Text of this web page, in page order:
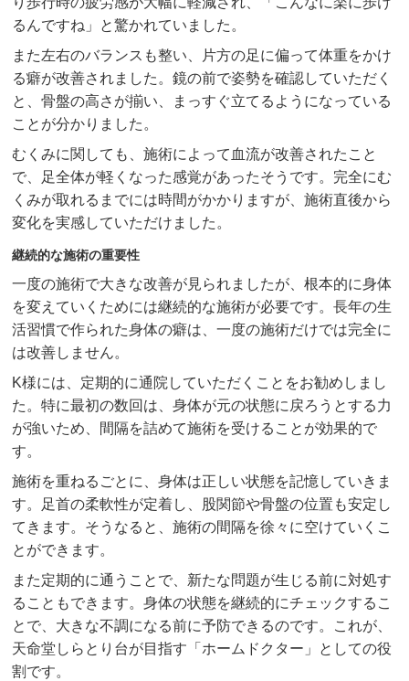
るんですね」と驚かれていました。
また左右のバランスも整い、片方の足に偏って体重をかけ
る癖が改善されました。鏡の前で姿勢を確認していただく
と、骨盤の高さが揃い、まっすぐ立てるようになっている
ことが分かりました。
むくみに関しても、施術によって血流が改善されたこと
で、足全体が軽くなった感覚があったそうです。完全にむ
くみが取れるまでには時間がかかりますが、施術直後から
変化を実感していただけました。
継続的な施術の重要性
一度の施術で大きな改善が見られましたが、根本的に身体
を変えていくためには継続的な施術が必要です。長年の生
活習慣で作られた身体の癖は、一度の施術だけでは完全に
は改善しません。
K様には、定期的に通院していただくことをお勧めしまし
た。特に最初の数回は、身体が元の状態に戻ろうとする力
が強いため、間隔を詰めて施術を受けることが効果的で
す。
施術を重ねるごとに、身体は正しい状態を記憶していきま
す。足首の柔軟性が定着し、股関節や骨盤の位置も安定し
てきます。そうなると、施術の間隔を徐々に空けていくこ
とができます。
また定期的に通うことで、新たな問題が生じる前に対処す
ることもできます。身体の状態を継続的にチェックするこ
とで、大きな不調になる前に予防できるのです。これが、
天命堂しらとり台が目指す「ホームドクター」としての役
割です。